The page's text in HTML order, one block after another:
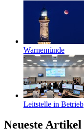
Warnemünde
Leitstelle in Betrieb
Neueste Artikel